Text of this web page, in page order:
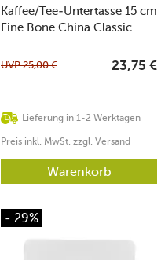
Kaffee/Tee-Untertasse 15 cm
Fine Bone China Classic
Lieferung in 1-2 Werktagen
UVP25,00 € 23,75 €
Preis inkl. MwSt. zzgl. Versand
Warenkorb
- 29%